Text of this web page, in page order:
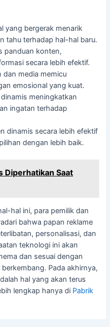
yang bergerak menarik
tahu terhadap hal-hal baru.
panduan konten,
secara lebih efektif.
dan media memicu
emosional yang kuat.
meningkatkan
ingatan terhadap
dinamis secara lebih efektif
dengan lebih baik.
Diperhatikan Saat
hal ini, para pemilik dan
bahwa papan reklame
personalisasi, dan
teknologi ini akan
dan sesuai dengan
Pada akhirnya,
hal yang akan terus
lengkap hanya di Pabrik